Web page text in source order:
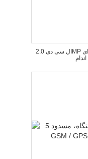
ال سی دی 2.0MP نرخ صفحه نمایش قلب ساعت هوشمند برای